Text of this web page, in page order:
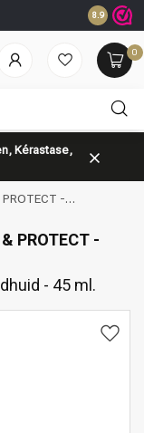
Voor
8.9
0
Kérastase,
-
PROTECT -
- 45 ml.